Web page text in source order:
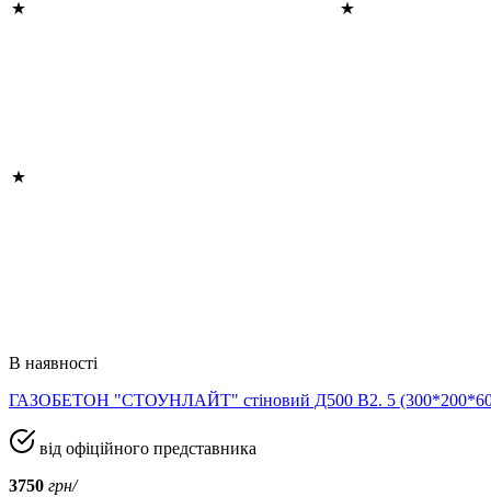
В наявності
ГАЗОБЕТОН "СТОУНЛАЙТ" стіновий Д500 В2. 5
від офіційного представника
3750 грн/